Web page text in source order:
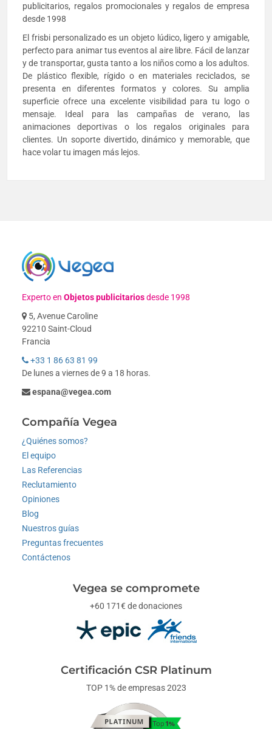
publicitarios, regalos promocionales y regalos de empresa
desde 1998
El frisbi personalizado es un objeto lúdico, ligero y amigable,
perfecto para animar tus eventos al aire libre. Fácil de lanzar
y de transportar, gusta tanto a los niños como a los adultos.
De plástico flexible, rígido o en materiales reciclados, se
presenta en diferentes formatos y colores. Su amplia
superficie ofrece una excelente visibilidad para tu logo o
mensaje. Ideal para las campañas de verano, las
animaciones deportivas o los regalos originales para
clientes. Un soporte divertido, dinámico y memorable, que
hace volar tu imagen más lejos.
Experto enObjetos publicitariosdesde 1998
5, Avenue Caroline
92210 Saint-Cloud
Francia
+33 1 86 63 81 99
De lunes a viernes de 9 a 18 horas.
espana@vegea.com
Compañía Vegea
¿Quiénes somos?
El equipo
Las Referencias
Reclutamiento
Opiniones
Blog
Nuestros guías
Preguntas frecuentes
Contáctenos
Vegea se compromete
+60 171€ de donaciones
Certificación CSR Platinum
TOP 1% de empresas 2023